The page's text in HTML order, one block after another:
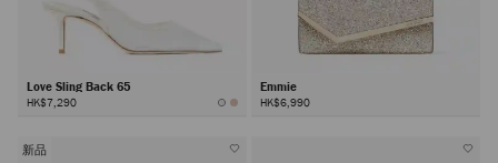
Love Sling Back 65
HK$7,290
Emmie
HK$6,990
新品